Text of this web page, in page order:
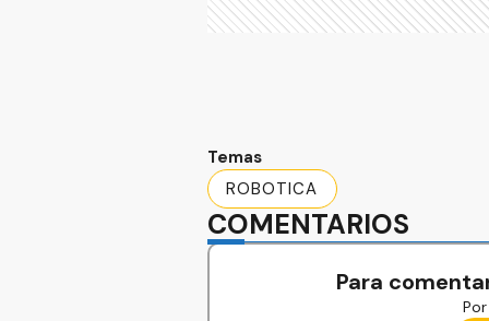
Temas
ROBOTICA
COMENTARIOS
Para